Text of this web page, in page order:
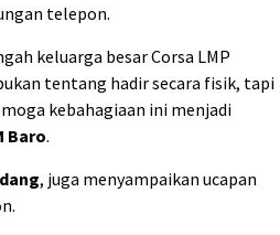
telepon.
keluarga besar Corsa LMP
tentang hadir secara fisik, tapi
kebahagiaan ini menjadi
Baro.
, juga menyampaikan ucapan